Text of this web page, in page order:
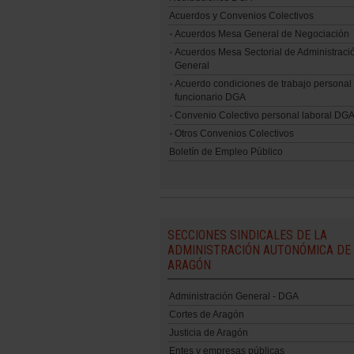
Acuerdos y Convenios Colectivos
Acuerdos Mesa General de Negociación
Acuerdos Mesa Sectorial de
General
Acuerdo condiciones de trabajo personal
funcionario DGA
Convenio Colectivo personal laboral DGA
Otros Convenios Colectivos
Boletín de Empleo Público
SECCIONES SINDICALES DE LA
ADMINISTRACIÓN AUTONÓMICA DE
ARAGÓN
Administración General - DGA
Cortes de Aragón
Justicia de Aragón
Entes y empresas públicas